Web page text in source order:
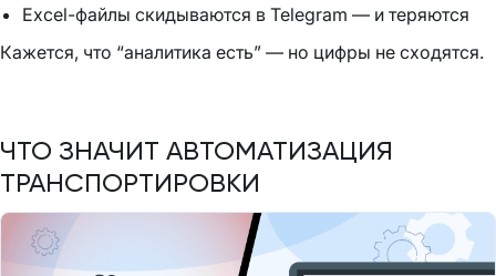
Excel-файлы скидываются в Telegram — и теряются
Кажется, что “аналитика есть” — но цифры не сходятся.
ЧТО ЗНАЧИТ АВТОМАТИЗАЦИЯ
ТРАНСПОРТИРОВКИ